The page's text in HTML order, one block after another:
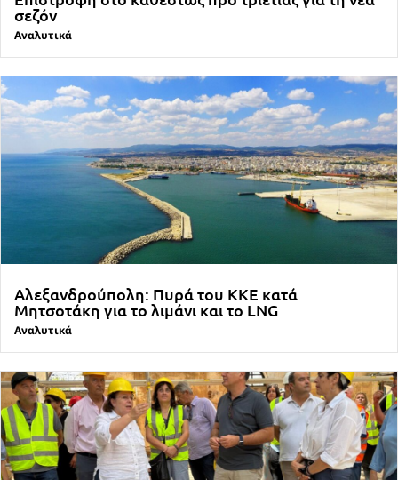
σεζόν
Αναλυτικά
Αλεξανδρούπολη: Πυρά του ΚΚΕ κατά
Μητσοτάκη για το λιμάνι και το LNG
Αναλυτικά